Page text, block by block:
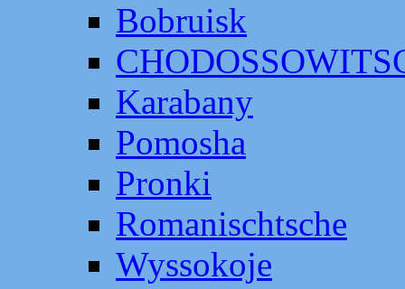
Bobruisk
Karabany
Pomosha
Pronki
Romanischtsche
Wyssokoje